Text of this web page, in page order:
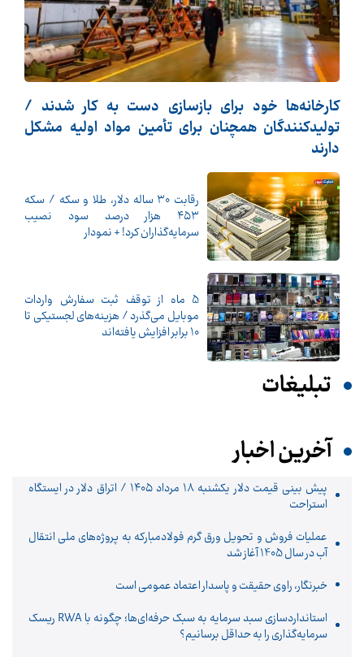
کارخانه‌ها خود برای بازسازی دست به کار شدند /
تولیدکنندگان همچنان برای تأمین مواد اولیه مشکل
دارند
رقابت ۳۰ ساله دلار، طلا و سکه / سکه
۴۵۳ هزار درصد سود نصیب
سرمایه‌گذاران کرد! + نمودار
5 ماه از توقف ثبت سفارش واردات
موبایل می‌گذرد / هزینه‌های لجستیکی تا
10 برابر افزایش یافته‌اند
تبلیغات
آخرین اخبار
پیش ‌بینی قیمت دلار یکشنبه ۱۸ مرداد ۱۴۰۵ / اتراق دلار در ایستگاه
استراحت
عملیات فروش و تحویل ورق گرم فولادمبارکه به پروژه‌های ملی انتقال
آب در سال 1405 آغاز شد
خبرنگار، راوی حقیقت و پاسدار اعتماد عمومی است
استانداردسازی سبد سرمایه به سبک حرفه‌ای‌ها؛ چگونه با RWA ریسک
سرمایه‌گذاری را به حداقل برسانیم؟